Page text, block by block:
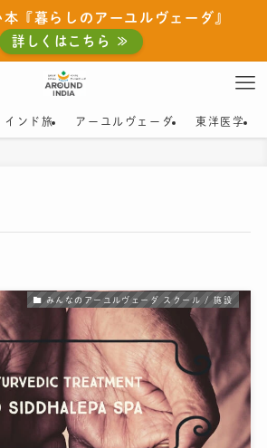
『暮らしのアーユルヴェーダ』
詳しくはこちら ≫
インド旅 アーユルヴェーダ 東洋医学
みんなのアーユルヴェーダ スクール / 施設